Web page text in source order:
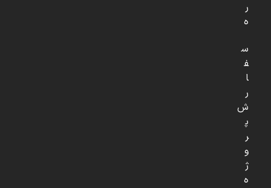
ر
ه
س
ف
ا
ر
ش
پ
ر
و
ژ
ه